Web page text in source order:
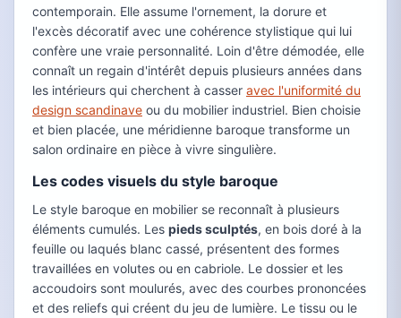
contemporain. Elle assume l'ornement, la dorure et
l'excès décoratif avec une cohérence stylistique qui lui
confère une vraie personnalité. Loin d'être démodée, elle
connaît un regain d'intérêt depuis plusieurs années dans
les intérieurs qui cherchent à casser avec l'uniformité du
design scandinave ou du mobilier industriel. Bien choisie
et bien placée, une méridienne baroque transforme un
salon ordinaire en pièce à vivre singulière.
Les codes visuels du style baroque
Le style baroque en mobilier se reconnaît à plusieurs
éléments cumulés. Les pieds sculptés, en bois doré à la
feuille ou laqués blanc cassé, présentent des formes
travaillées en volutes ou en cabriole. Le dossier et les
accoudoirs sont moulurés, avec des courbes prononcées
et des reliefs qui créent du jeu de lumière. Le tissu ou le